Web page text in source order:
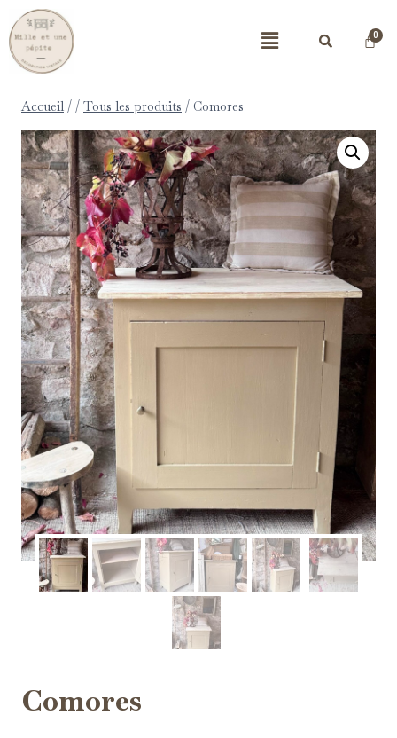
Accueil / / Tous les produits / Comores
Comores